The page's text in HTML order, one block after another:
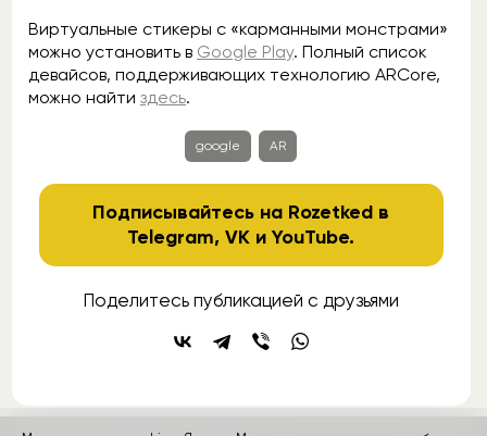
Виртуальные стикеры с «карманными монстрами»
можно установить в Google Play. Полный список
девайсов, поддерживающих технологию ARCore,
можно найти здесь.
google AR
Подписывайтесь на Rozetked в
Telegram,VK иYouTube.
Поделитесь публикацией с друзьями